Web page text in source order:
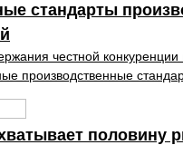
стандарты
честной конкуренции
производственные
половину